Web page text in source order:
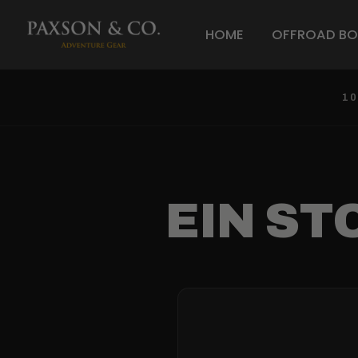
HOME OFFROAD
EIN